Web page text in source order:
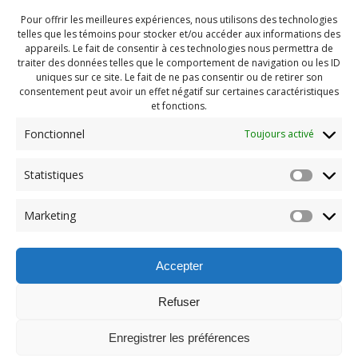
Pour offrir les meilleures expériences, nous utilisons des technologies
telles que les témoins pour stocker et/ou accéder aux informations des
appareils. Le fait de consentir à ces technologies nous permettra de
traiter des données telles que le comportement de navigation ou les ID
uniques sur ce site. Le fait de ne pas consentir ou de retirer son
consentement peut avoir un effet négatif sur certaines caractéristiques
et fonctions.
Fonctionnel Toujours activé
Statistiques
Marketing
Accepter
Refuser
Enregistrer les préférences
Navigation
de
l'article
Previous
PDG Aout 2025 (81)
© 2026 Maison des Jeunes de Boucherville.